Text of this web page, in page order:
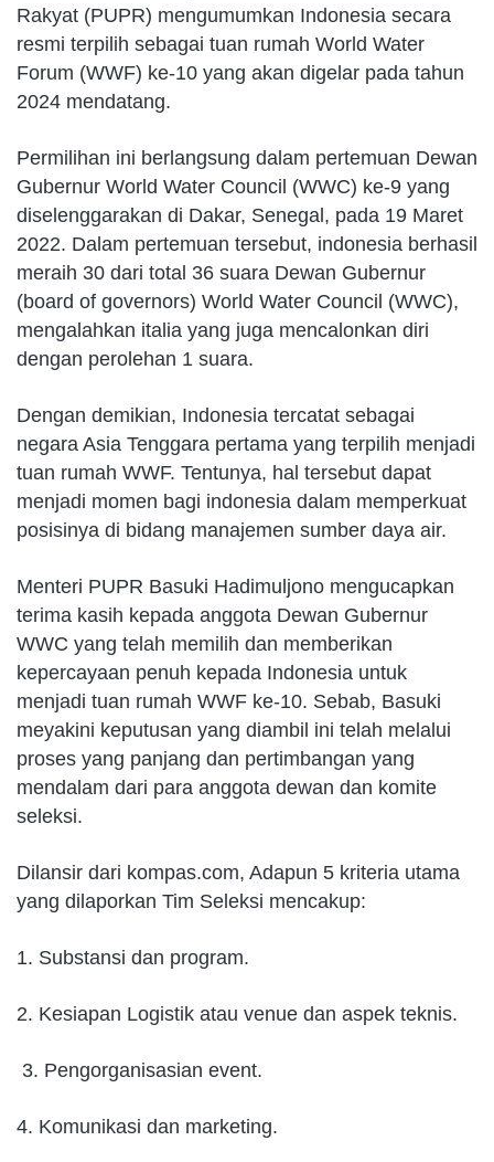
Rakyat (PUPR) mengumumkan Indonesia secara
resmi terpilih sebagai tuan rumah World Water
Forum (WWF) ke-10 yang akan digelar pada tahun
2024 mendatang.
Permilihan ini berlangsung dalam pertemuan Dewan
Gubernur World Water Council (WWC) ke-9 yang
diselenggarakan di Dakar, Senegal, pada 19 Maret
2022. Dalam pertemuan tersebut, indonesia berhasil
meraih 30 dari total 36 suara Dewan Gubernur
(board of governors) World Water Council (WWC),
mengalahkan italia yang juga mencalonkan diri
dengan perolehan 1 suara.
Dengan demikian, Indonesia tercatat sebagai
negara Asia Tenggara pertama yang terpilih menjadi
tuan rumah WWF. Tentunya, hal tersebut dapat
menjadi momen bagi indonesia dalam memperkuat
posisinya di bidang manajemen sumber daya air.
Menteri PUPR Basuki Hadimuljono mengucapkan
terima kasih kepada anggota Dewan Gubernur
WWC yang telah memilih dan memberikan
kepercayaan penuh kepada Indonesia untuk
menjadi tuan rumah WWF ke-10. Sebab, Basuki
meyakini keputusan yang diambil ini telah melalui
proses yang panjang dan pertimbangan yang
mendalam dari para anggota dewan dan komite
seleksi.
Dilansir dari kompas.com, Adapun 5 kriteria utama
yang dilaporkan Tim Seleksi mencakup:
1. Substansi dan program.
2. Kesiapan Logistik atau venue dan aspek teknis.
3. Pengorganisasian event.
4. Komunikasi dan marketing.